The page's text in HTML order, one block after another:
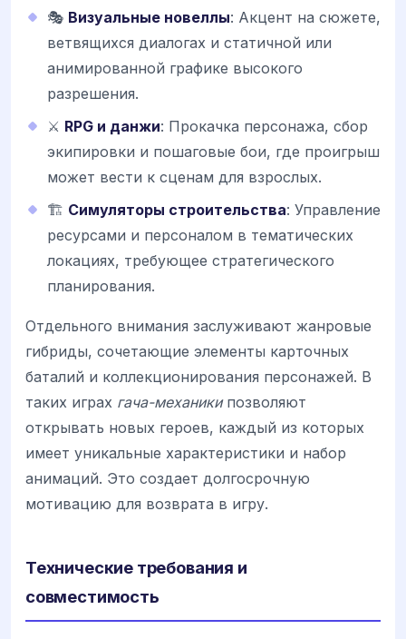
🎭 Визуальные новеллы: Акцент на сюжете,
ветвящихся диалогах и статичной или
анимированной графике высокого
разрешения.
⚔️ RPG и данжи: Прокачка персонажа, сбор
экипировки и пошаговые бои, где проигрыш
может вести к сценам для взрослых.
🏗️ Симуляторы строительства: Управление
ресурсами и персоналом в тематических
локациях, требующее стратегического
планирования.
Отдельного внимания заслуживают жанровые
гибриды, сочетающие элементы карточных
баталий и коллекционирования персонажей. В
таких играх гача-механикипозволяют
открывать новых героев, каждый из которых
имеет уникальные характеристики и набор
анимаций. Это создает долгосрочную
мотивацию для возврата в игру.
Технические требования и
совместимость